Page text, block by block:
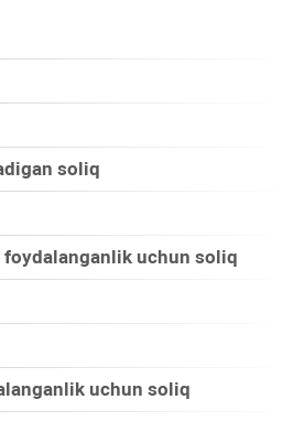
soliq
foydalanganlik uchun soliq
uchun soliq